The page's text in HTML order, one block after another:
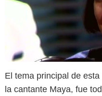
El tema principal de
la cantante Maya, fue